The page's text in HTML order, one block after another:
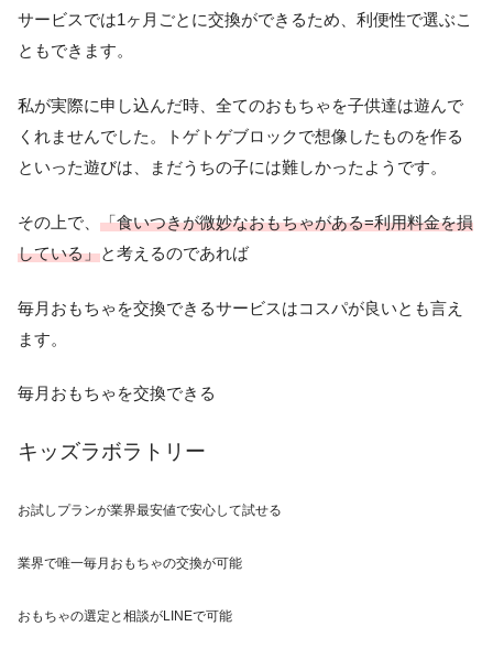
サービスでは1ヶ月ごとに交換ができるため、利便性で選ぶこ
ともできます。
私が実際に申し込んだ時、全てのおもちゃを子供達は遊んで
くれませんでした。トゲトゲブロックで想像したものを作る
といった遊びは、まだうちの子には難しかったようです。
その上で、 「食いつきが微妙なおもちゃがある=利用料金を損
している」と考えるのであれば
毎月おもちゃを交換できるサービスはコスパが良いとも言え
ます。
毎月おもちゃを交換できる
キッズラボラトリー
お試しプランが業界最安値で安心して試せる
業界で唯一毎月おもちゃの交換が可能
おもちゃの選定と相談がLINEで可能